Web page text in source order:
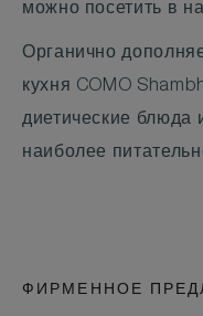
можно посетить в
Органично
кухня COMO
диетические блюда
наиболее
ФИРМЕННОЕ